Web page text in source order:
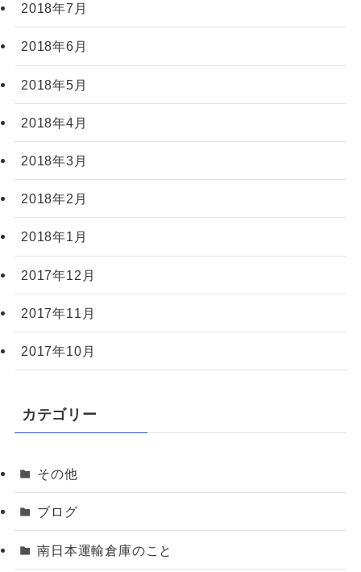
2018年7月
2018年6月
2018年5月
2018年4月
2018年3月
2018年2月
2018年1月
2017年12月
2017年11月
2017年10月
カテゴリー
その他
ブログ
南日本運輸倉庫のこと